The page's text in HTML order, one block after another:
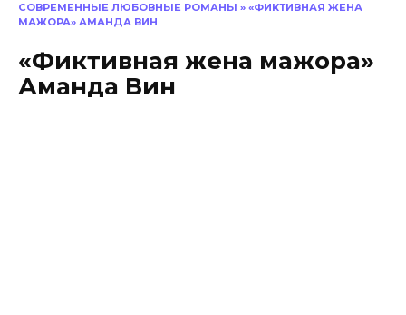
СОВРЕМЕННЫЕ ЛЮБОВНЫЕ РОМАНЫ » «ФИКТИВНАЯ ЖЕНА
МАЖОРА» АМАНДА ВИН
«Фиктивная жена мажора»
Аманда Вин